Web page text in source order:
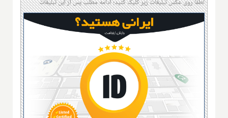
لطفا روی عکس تبلیغات زیر کلیک کنید؛ ادامه مطلب پس از این تبلیغات